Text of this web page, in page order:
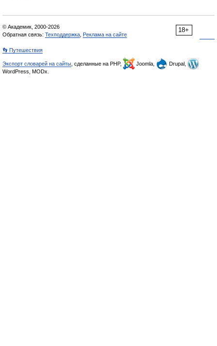
18+
© Академик, 2000-2026
Обратная связь: Техподдержка Реклама на сайте
👣 Путешествия
Экспорт словарей на сайты , сделанные на PHP, Joomla,
Drupal,
WordPress, MODx.